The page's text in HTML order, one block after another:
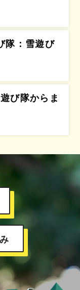
隊：雪遊び
び隊からま